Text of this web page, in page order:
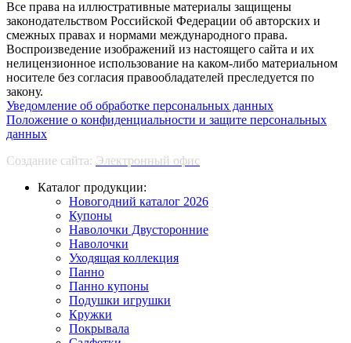
Все права на иллюстративные материалы защищены
законодательством Российской Федерации об авторских и
смежных правах и нормами международного права.
Воспроизведение изображений из настоящего сайта и их
нелицензионное использование на каком-либо материальном
носителе без согласия правообладателей преследуется по
закону.
Уведомление об обработке персональных данных
Положение о конфиденциальности и защите персональных
данных
Создание сайта: Электронный офис
Каталог продукции:
Новогодний каталог 2026
Купоны
Наволочки Двусторонние
Наволочки
Уходящая коллекция
Панно
Панно купоны
Подушки игрушки
Кружки
Покрывала